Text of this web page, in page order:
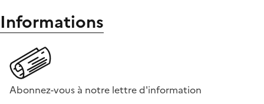
Informations
Abonnez-vous à notre lettre d'information